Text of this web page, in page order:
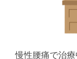
り
慢性腰痛で治療